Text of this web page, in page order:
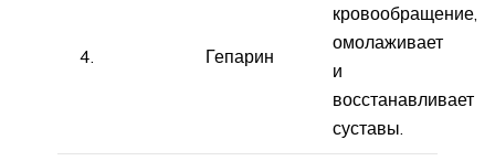
4. Гепарин
кровообращение,
омолаживает
и
восстанавливает
суставы.